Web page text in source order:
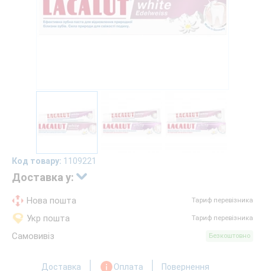
Код товару: 1109221
Доставка у:
Нова пошта Тариф перевізника
Укр пошта Тариф перевізника
Самовивіз Безкоштовно
Доставка Оплата Повернення